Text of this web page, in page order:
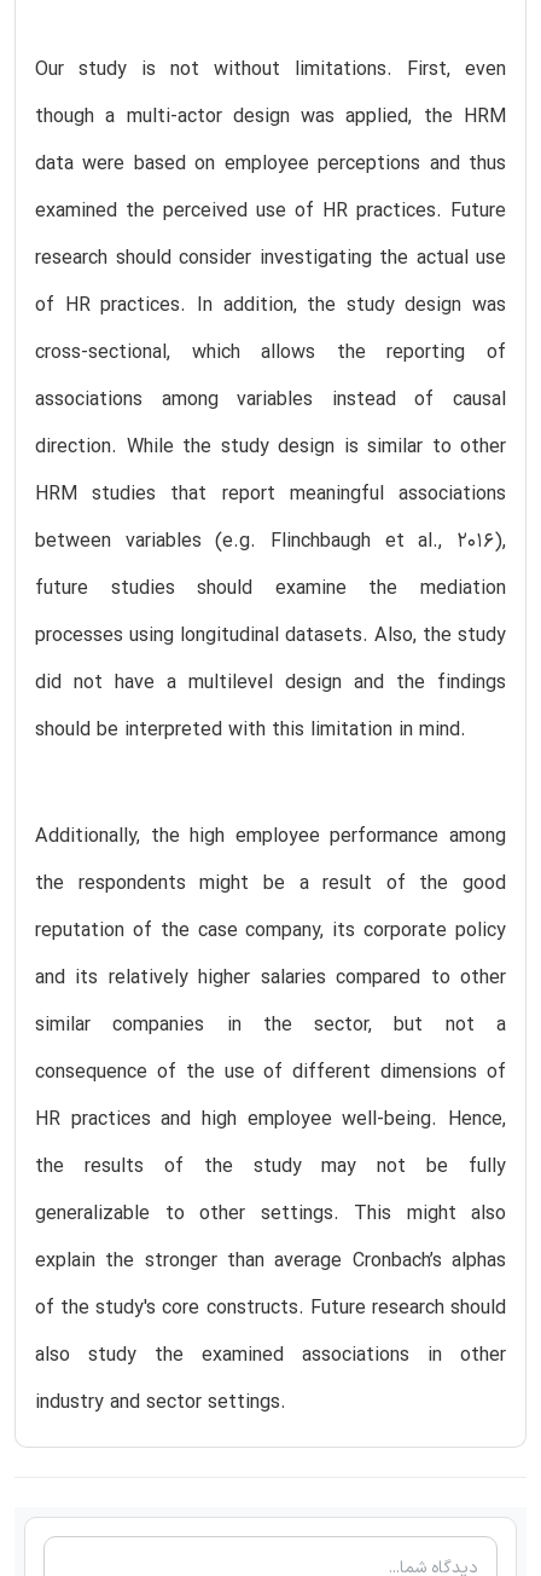
Our study is not without limitations. First, even
though a multi-actor design was applied, the HRM
data were based on employee perceptions and thus
examined the perceived use of HR practices. Future
research should consider investigating the actual use
of HR practices. In addition, the study design was
cross-sectional, which allows the reporting of
associations among variables instead of causal
direction. While the study design is similar to other
HRM studies that report meaningful associations
between variables (e.g. Flinchbaugh et al., 2016),
future studies should examine the mediation
processes using longitudinal datasets. Also, the study
did not have a multilevel design and the findings
should be interpreted with this limitation in mind.
Additionally, the high employee performance among
the respondents might be a result of the good
reputation of the case company, its corporate policy
and its relatively higher salaries compared to other
similar companies in the sector, but not a
consequence of the use of different dimensions of
HR practices and high employee well-being. Hence,
the results of the study may not be fully
generalizable to other settings. This might also
explain the stronger than average Cronbach’s alphas
of the study's core constructs. Future research should
also study the examined associations in other
industry and sector settings.